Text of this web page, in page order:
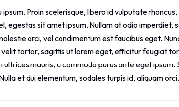
Proin scelerisque, libero id vulputate
egestas sit amet ipsum. Nullam at odio
orci, vel condimentum est faucibus eget.
tortor, sagittis ut lorem eget, efficitur feugiat
mauris, a commodo purus ante eget ipsum.
et dui elementum, sodales turpis id, aliquam orci.